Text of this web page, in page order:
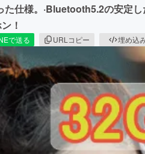
仕様。·Bluetooth5.2の安定し
！
で送る URLコピー 埋め込